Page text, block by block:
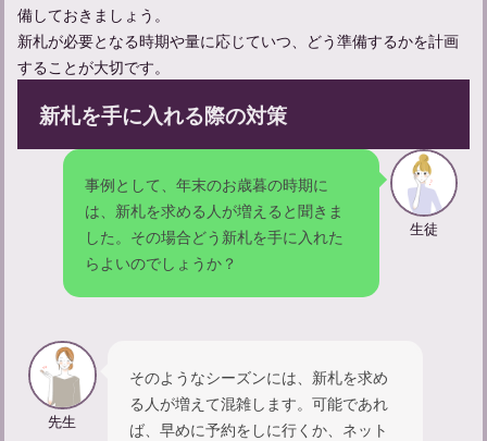
法要後の食事：適切な料理の選び方と準備する際の注意点
備しておきましょう。
新札が必要となる時期や量に応じていつ、どう準備するかを計画
することが大切です。
新札を手に入れる際の対策
事例として、年末のお歳暮の時期に
は、新札を求める人が増えると聞きま
した。その場合どう新札を手に入れた
らよいのでしょうか？
生徒
先生
そのようなシーズンには、新札を求め
る人が増えて混雑します。可能であれ
ば、早めに予約をしに行くか、ネット